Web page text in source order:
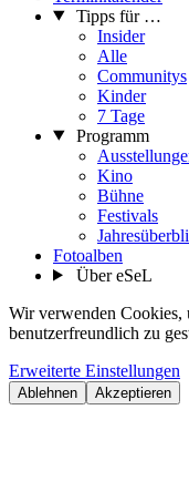
Tipps für …
Insider
Alle
Communitys
Kinder
7 Tage
Programm
Kino
Bühne
Festivals
Fotoalben
Über eSeL
Wir verwenden Cookies,
benutzerfreundlich zu
Erweiterte Einstellungen
Ablehnen Akzeptieren